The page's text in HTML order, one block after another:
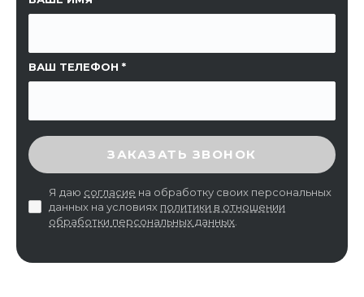
ВАШ ТЕЛЕФОН
ВВЕДИТЕ ПРОВЕРОЧНЫЙ КОД
ЗАКАЗАТЬ ЗВОНОК
Я даю согласие на обработку своих персональных
данных на условиях политики в отношении
обработки персональных данных